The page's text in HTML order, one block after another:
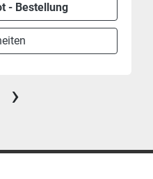
- Bestellung
›